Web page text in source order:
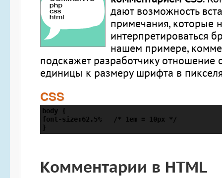
дают возможность
примечания, которые
интерпретироваться
нашем примере,
подскажет разработчику отношение
единицы к размеру шрифта в
CSS
body {
font-size:62.5%   /* 1em = 10px */
}
Комментарии в HTML